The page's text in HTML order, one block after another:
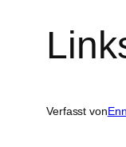
Verfasst von